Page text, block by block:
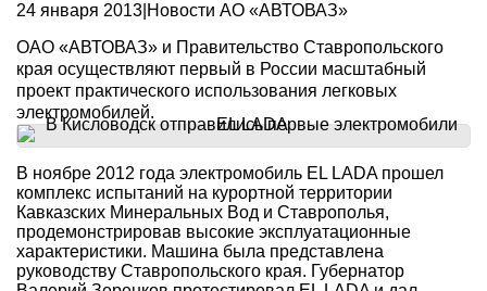
24 января 2013 Новости АО «АВТОВАЗ»
ОАО «АВТОВАЗ» и Правительство Ставропольского
края осуществляют первый в России масштабный
проект практического использования легковых
электромобилей.
В ноябре 2012 года электромобиль EL LADA прошел
комплекс испытаний на курортной территории
Кавказских Минеральных Вод и Ставрополья,
продемонстрировав высокие эксплуатационные
характеристики. Машина была представлена
руководству Ставропольского края. Губернатор